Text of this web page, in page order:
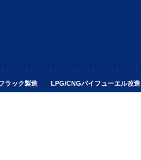
ク製造 LPG/CNGバイフューエル改造